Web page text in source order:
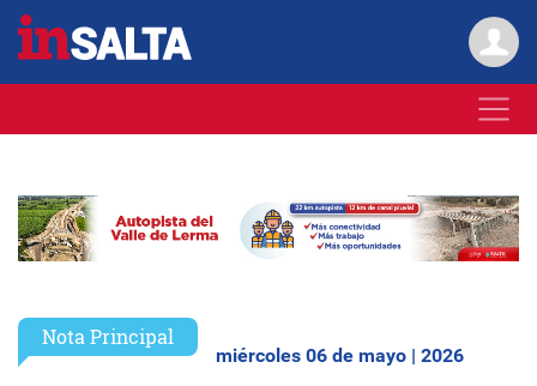
Nota Principal
miércoles 06 de mayo | 2026